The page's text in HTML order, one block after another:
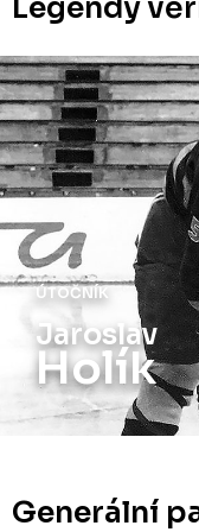
ÚTOČNÍK
Jaroslav
Holík
Generální